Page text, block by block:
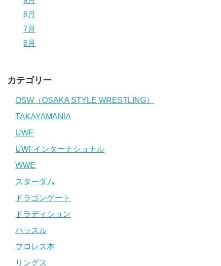
8月
7月
6月
カテゴリー
OSW（OSAKA STYLE WRESTLING）
TAKAYAMANIA
UWF
UWFインターナショナル
WWE
スターダム
ドラゴンゲート
ドラディション
ハッスル
プロレス本
リングス